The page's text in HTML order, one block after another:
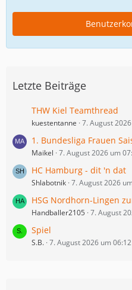
Letzte Beiträge
THW Kiel Teamthread
kuestentanne 7. August
1. Bundesliga Frauen
Maikel 7. August 2026 um
HC Hamburg - dit 'n dat
Shlabotnik 7. August 2026
HSG Nordhorn-Lingen
Handballer2105 7. August
Spiel
S.B. 7. August 2026 um 06:12